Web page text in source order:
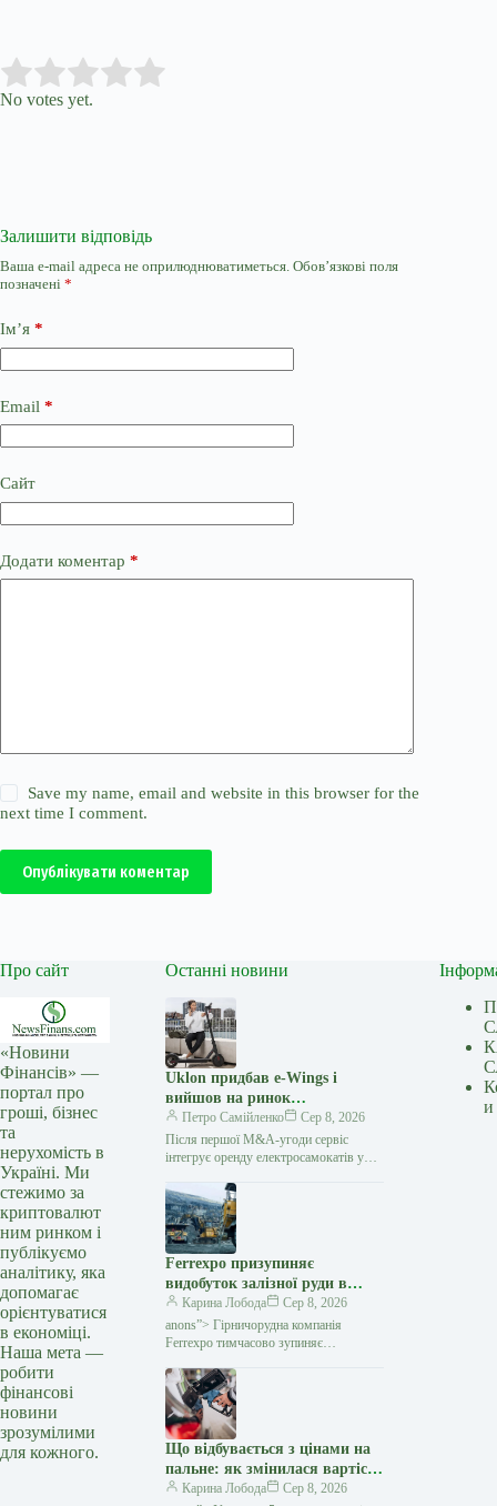
Rate this item:
No votes yet.
Залишити відповідь
Ваша e-mail адреса не оприлюднюватиметься. Обов’язкові поля
позначені *
Ім’я *
Email *
Сайт
Додати коментар *
Save my name, email and website in this browser for the
next time I comment.
Опублікувати коментар
Про сайт
«Новини
Фінансів» —
портал про
гроші, бізнес
та
нерухомість в
Україні. Ми
стежимо за
криптовалют
ним ринком і
публікуємо
аналітику, яка
допомагає
орієнтуватися
в економіці.
Наша мета —
робити
фінансові
новини
зрозумілими
для кожного.
Останні новини
Uklon придбав e-Wings і
вийшов на ринок
електросамокатів
Петро Самійленко
Сер 8, 2026
Після першої M&A-угоди сервіс
інтегрує оренду електросамокатів у
екосистему міської мобільності
Українська технологічна компанія
Uklon завершила…
Ferrexpo призупиняє
видобуток залізної руди в
Україні через проблеми з
експортом — Мінфін
Карина Лобода
Сер 8, 2026
anons”> Гірничорудна компанія
Ferrexpo тимчасово зупиняє
продукції на своїх українських
підприємствах. Причиною стали
проблеми
Що відбувається з цінами на
пальне: як змінилася вартість
бензину, дизеля та газу 5
Карина Лобода
Сер 8, 2026
и